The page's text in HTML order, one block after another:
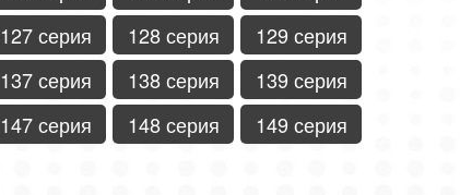
127 серия 128 серия
129 серия
137 серия 138 серия
139 серия
147 серия 148 серия
149 серия